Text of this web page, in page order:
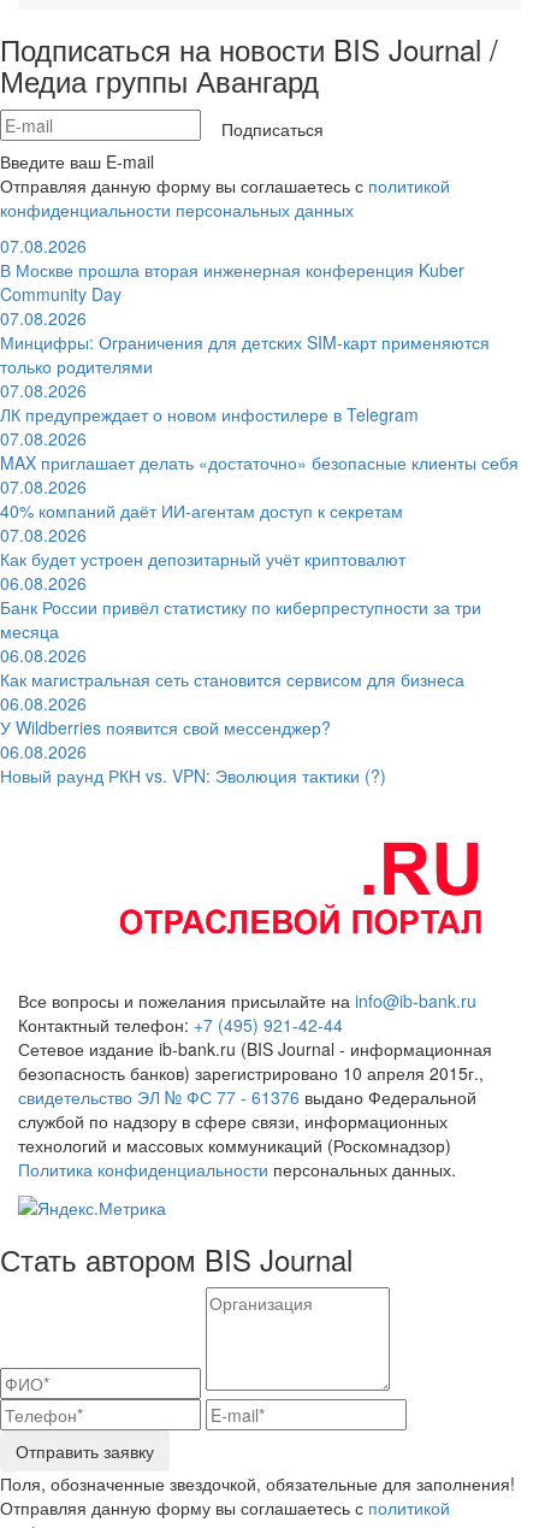
Подписаться на новости BIS Journal /
Медиа группы Авангард
Подписаться
Введите ваш E-mail
Отправляя данную форму вы соглашаетесь с политикой
конфиденциальности персональных данных
07.08.2026
В Москве прошла вторая инженерная конференция Kuber
Community Day
07.08.2026
Минцифры: Ограничения для детских SIM-карт применяются
только родителями
07.08.2026
ЛК предупреждает о новом инфостилере в Telegram
07.08.2026
MAX приглашает делать «достаточно» безопасные клиенты себя
07.08.2026
40% компаний даёт ИИ‑агентам доступ к секретам
07.08.2026
Как будет устроен депозитарный учёт криптовалют
06.08.2026
Банк России привёл статистику по киберпреступности за три
месяца
06.08.2026
Как магистральная сеть становится сервисом для бизнеса
06.08.2026
У Wildberries появится свой мессенджер?
06.08.2026
Новый раунд РКН vs. VPN: Эволюция тактики (?)
Все вопросы и пожелания присылайте на info@ib-bank.ru
Контактный телефон: +7 (495) 921-42-44
Сетевое издание ib-bank.ru (BIS Journal - информационная
безопасность банков) зарегистрировано 10 апреля 2015г.,
свидетельство ЭЛ № ФС 77 - 61376 выдано Федеральной
службой по надзору в сфере связи, информационных
технологий и массовых коммуникаций (Роскомнадзор)
Политика конфиденциальности персональных данных.
Стать автором BIS Journal
Отправить заявку
Поля, обозначенные звездочкой, обязательные для заполнения!
Отправляя данную форму вы соглашаетесь с политикой